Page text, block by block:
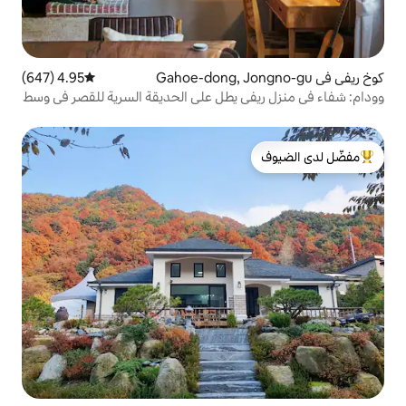
متوسط التقييم 4.95 من 5، 647 مراجعات
4.95 (647)
يطل على الحديقة السرية للقصر في وسط
الضيوف